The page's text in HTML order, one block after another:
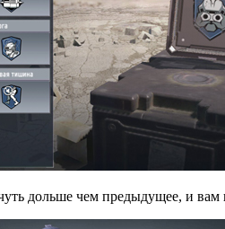
дольше чем предыдущее, и